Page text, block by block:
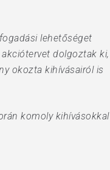
lehetőséget
dolgoztak ki,
okozta kihívásairól is
komoly kihívásokkal